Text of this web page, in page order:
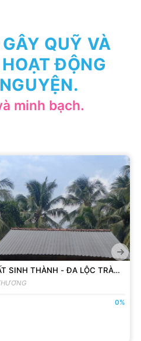
QUỸ VÀ
ĐỘNG
minh bạch.
SINH THÀNH - ĐA LỘC TRÀ
01 - DÌ BẺO
0%